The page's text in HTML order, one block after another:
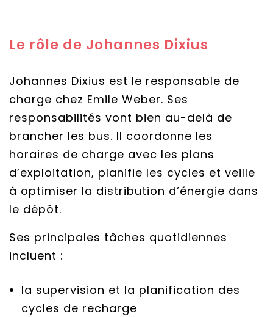
Le rôle de Johannes Dixius
Johannes Dixius est le responsable de
charge chez Emile Weber. Ses
responsabilités vont bien au-delà de
brancher les bus. Il coordonne les
horaires de charge avec les plans
d’exploitation, planifie les cycles et veille
à optimiser la distribution d’énergie dans
le dépôt.
Ses principales tâches quotidiennes
incluent :
la supervision et la planification des
cycles de recharge